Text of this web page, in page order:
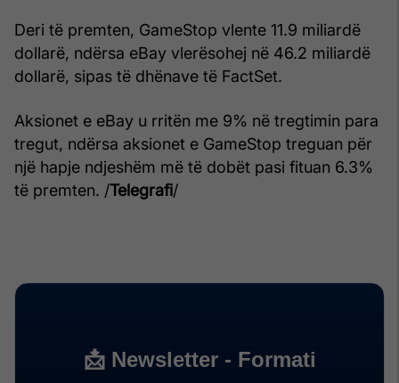
Deri të premten, GameStop vlente 11.9 miliardë
dollarë, ndërsa eBay vlerësohej në 46.2 miliardë
dollarë, sipas të dhënave të FactSet.
Aksionet e eBay u rritën me 9% në tregtimin para
tregut, ndërsa aksionet e GameStop treguan për
një hapje ndjeshëm më të dobët pasi fituan 6.3%
të premten. /Telegrafi/